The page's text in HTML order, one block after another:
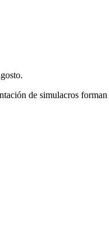
de simulacros forman